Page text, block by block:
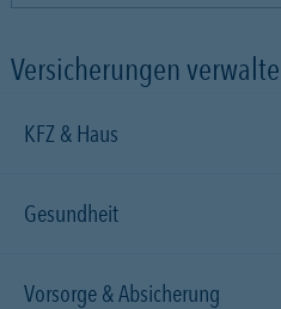
Versicherungen
KFZ & Haus
Gesundheit
Vorsorge & Absicherung